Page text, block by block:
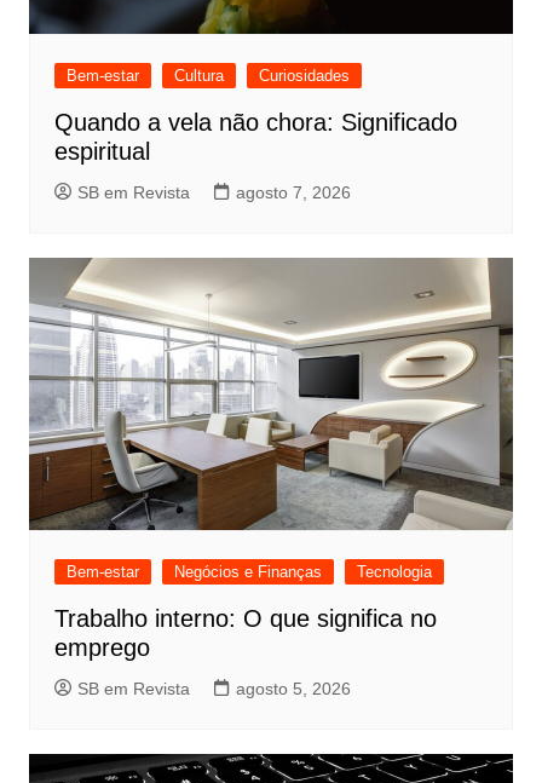
Bem-estar Cultura Curiosidades
Quando a vela não chora: Significado
espiritual
SB em Revista agosto 7, 2026
Bem-estar Negócios e Finanças Tecnologia
Trabalho interno: O que significa no
emprego
SB em Revista agosto 5, 2026